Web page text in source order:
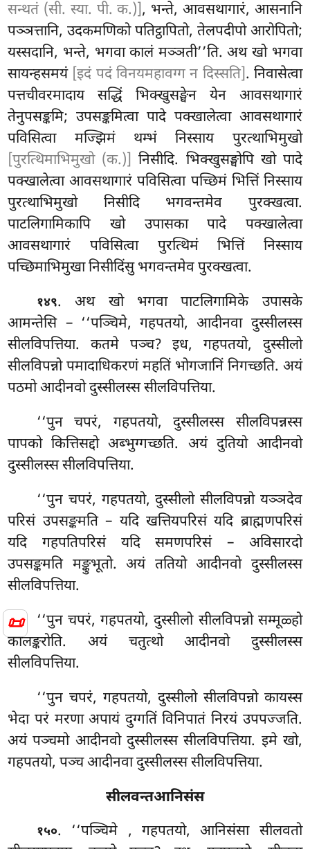
📜
सन्थतं (सी. स्या. पी. क.)], भन्ते, आवसथागारं, आसनानि
पञ्ञत्तानि, उदकमणिको पतिट्ठापितो, तेलपदीपो आरोपितो;
यस्सदानि, भन्ते, भगवा कालं मञ्ञती’’ति. अथखो भगवा
सायन्हसमयं [इदं पदं विनयमहावग्ग न दिस्सति]. निवासेत्वा
पत्तचीवरमादाय सद्धिं भिक्खुसङ्घेन येन आवसथागारं
तेनुपसङ्कमि; उपसङ्कमित्वा पादे पक्खालेत्वा आवसथागारं
पविसित्वा मज्झिमं थम्भं निस्साय पुरत्थाभिमुखो
[पुरत्थिमाभिमुखो (क.)] निसीदि. भिक्खुसङ्घोपि खो पादे
पक्खालेत्वा आवसथागारं पविसित्वा पच्छिमं भित्तिं निस्साय
पुरत्थाभिमुखो निसीदि भगवन्तमेव पुरक्खत्वा.
पाटलिगामिकापि खो उपासका पादे पक्खालेत्वा
आवसथागारं पविसित्वा पुरत्थिमं भित्तिं निस्साय
पच्छिमाभिमुखा निसीदिंसु भगवन्तमेव पुरक्खत्वा.
१४९. अथ खो भगवा पाटलिगामिके उपासके
आमन्तेसि – ‘‘पञ्चिमे, गहपतयो, आदीनवा दुस्सीलस्स
सीलविपत्तिया. कतमे पञ्च? इध, गहपतयो, दुस्सीलो
सीलविपन्नो पमादाधिकरणं महतिं भोगजानिं निगच्छति. अयं
पठमो आदीनवो दुस्सीलस्स सीलविपत्तिया.
‘‘पुन चपरं, गहपतयो, दुस्सीलस्स सीलविपन्नस्स
पापको कित्तिसद्दो अब्भुग्गच्छति. अयं दुतियो आदीनवो
दुस्सीलस्स सीलविपत्तिया.
‘‘पुन चपरं, गहपतयो, दुस्सीलो सीलविपन्नो यञ्ञदेव
परिसं उपसङ्कमति – यदि खत्तियपरिसं यदि ब्राह्मणपरिसं
यदि गहपतिपरिसं यदि समणपरिसं – अविसारदो
उपसङ्कमति मङ्कुभूतो. अयं ततियो आदीनवो दुस्सीलस्स
सीलविपत्तिया.
‘‘पुन चपरं, गहपतयो, दुस्सीलो सीलविपन्नो सम्मूळ्हो
कालङ्करोति. अयं चतुत्थो आदीनवो दुस्सीलस्स
सीलविपत्तिया.
‘‘पुन चपरं, गहपतयो, दुस्सीलो सीलविपन्नो कायस्स
भेदा परं मरणा अपायं दुग्गतिं विनिपातं निरयं उपपज्जति.
अयं पञ्चमो आदीनवो दुस्सीलस्स सीलविपत्तिया. इमे खो,
गहपतयो, पञ्च आदीनवा दुस्सीलस्स सीलविपत्तिया.
सीलवन्तआनिसंस
१५०. ‘‘पञ्चिमे , गहपतयो, आनिसंसा सीलवतो